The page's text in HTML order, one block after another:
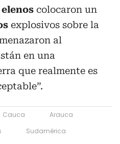
colocaron un
explosivos sobre la
al
en una
que realmente es
Cauca
Arauca
Sudamérica